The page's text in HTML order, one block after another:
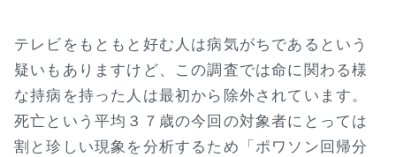
テレビをもともと好む人は病気がちであるという
疑いもありますけど、この調査では命に関わる様
な持病を持った人は最初から除外されています。
死亡という平均３７歳の今回の対象者にとっては
割と珍しい現象を分析するため「ポワソン回帰分